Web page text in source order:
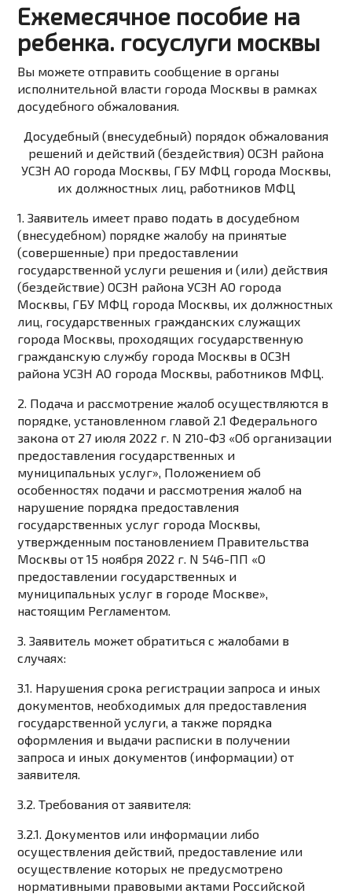
Ежемесячное пособие на
ребенка. госуслуги москвы
Вы можетеотправить сообщение в органы
исполнительной власти города Москвы в рамках
досудебного обжалования.
Досудебный (внесудебный) порядок обжалования
решений и действий (бездействия) ОСЗН района
УСЗН АО города Москвы, ГБУ МФЦ города Москвы,
их должностных лиц, работников МФЦ
1. Заявитель имеет право подать в досудебном
(внесудебном) порядке жалобу на принятые
(совершенные) при предоставлении
государственной услуги решения и (или) действия
(бездействие) ОСЗН района УСЗН АО города
Москвы, ГБУ МФЦ города Москвы, их должностных
лиц, государственных гражданских служащих
города Москвы, проходящих государственную
гражданскую службу города Москвы в ОСЗН
района УСЗН АО города Москвы, работников МФЦ.
2. Подача и рассмотрение жалоб осуществляются в
порядке, установленном главой 2.1 Федерального
закона от 27 июля 2022 г. N 210-ФЗ «Об организации
предоставления государственных и
муниципальных услуг», Положением об
особенностях подачи и рассмотрения жалоб на
нарушение порядка предоставления
государственных услуг города Москвы,
утвержденным постановлением Правительства
Москвы от 15 ноября 2022 г. N 546-ПП «О
предоставлении государственных и
муниципальных услуг в городе Москве»,
настоящим Регламентом.
3. Заявитель может обратиться с жалобами в
случаях:
3.1. Нарушения срока регистрации запроса и иных
документов, необходимых для предоставления
государственной услуги, а также порядка
оформления и выдачи расписки в получении
запроса и иных документов (информации) от
заявителя.
3.2. Требования от заявителя:
3.2.1. Документов или информации либо
осуществления действий, предоставление или
осуществление которых не предусмотрено
нормативными правовыми актами Российской